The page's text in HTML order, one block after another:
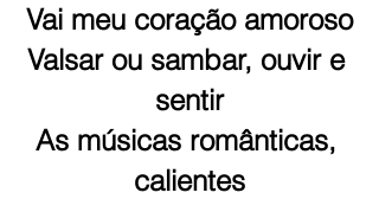
Vai meu coração amoroso
Valsar ou sambar, ouvir e
sentir
As músicas românticas,
calientes